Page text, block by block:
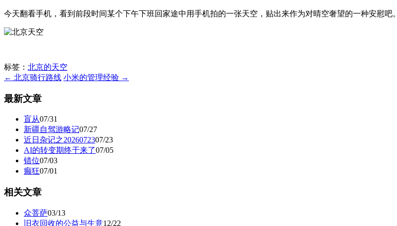
今天翻看手机，看到前段时间某个下午下班回家途中用手机拍的一张天空，贴出来作为对晴空奢望的一种安慰吧。
标签： 北京的天空
← 北京骑行路线 小米的管理经验 →
最新文章
盲从07/31
新疆自驾游略记07/27
近日杂记之2026072307/23
AI的转变期终于来了07/05
错位07/03
癫狂07/01
相关文章
众菩萨03/13
旧衣回收的公益与生意12/22